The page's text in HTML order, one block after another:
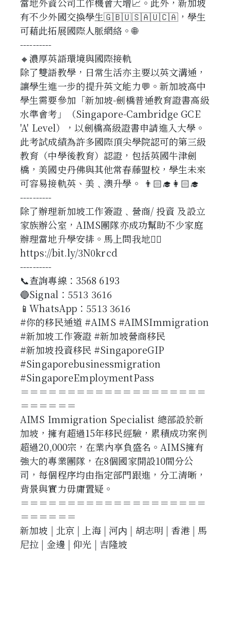
有不少外國交換學生🇬🇧🇺🇸🇦🇺🇨🇦，學生
可藉此拓展國際人脈網絡。🌐
----------
🔸濃厚英語環境與國際接軌
除了雙語教學，日常生活亦主要以英文溝通，
讓學生進一步的提升英文能力💬。新加坡高中
學生需要參加「新加坡-劍橋普通教育證書高級
水準會考」（Singapore-Cambridge GCE
'A' Level），以劍橋高級證書申請進入大學。
此考試成績為許多國際頂尖學院認可的第三級
教育（中學後教育）認證，包括英國牛津劍
橋，美國史丹佛與其他常春藤盟校，學生未來
可容易接軌英、美﹑澳升學。 👨🏻‍🎓👩🏻‍🎓
----------
除了辦理新加坡工作簽證﹑營商/ 投資 及設立
家族辦公室，AIMS團隊亦成功幫助不少家庭
辦理當地升學安排。馬上問我地👉🏻
https://bit.ly/3N0krcd
----------
📞查詢專線：3568 6193
🔵Signal：5513 3616
📱WhatsApp：5513 3616
#你的移民通道 #AIMS #AIMSImmigration
#新加坡工作簽證 #新加坡營商移民
#新加坡投資移民 #SingaporeGIP
#Singaporebusinessmigration
#SingaporeEmploymentPass
＝＝＝＝＝＝＝＝＝＝＝＝＝＝＝＝＝＝＝＝
＝＝＝＝＝＝
AIMS Immigration Specialist 總部設於新
加坡，擁有超過15年移民經驗，累積成功案例
超過20,000宗，在業內享負盛名。AIMS擁有
強大的專業團隊，在8個國家開設10間分公
司，每個程序均由指定部門跟進，分工清晰，
背景與實力毋庸置疑。
＝＝＝＝＝＝＝＝＝＝＝＝＝＝＝＝＝＝＝＝
＝＝＝＝＝＝
新加坡 | 北京 | 上海 | 河内 | 胡志明 | 香港 | 馬
尼拉 | 金邊 | 仰光 | 吉隆坡